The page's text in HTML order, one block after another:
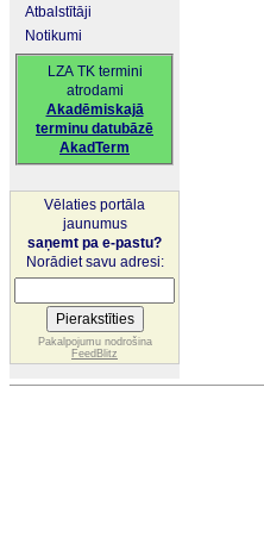
Atbalstītāji
Notikumi
LZA TK termini
atrodami
Akadēmiskajā
terminu datubāzē
AkadTerm
Vēlaties portāla
jaunumus
saņemt pa e-pastu?
Norādiet savu adresi:
Pakalpojumu nodrošina
FeedBlitz